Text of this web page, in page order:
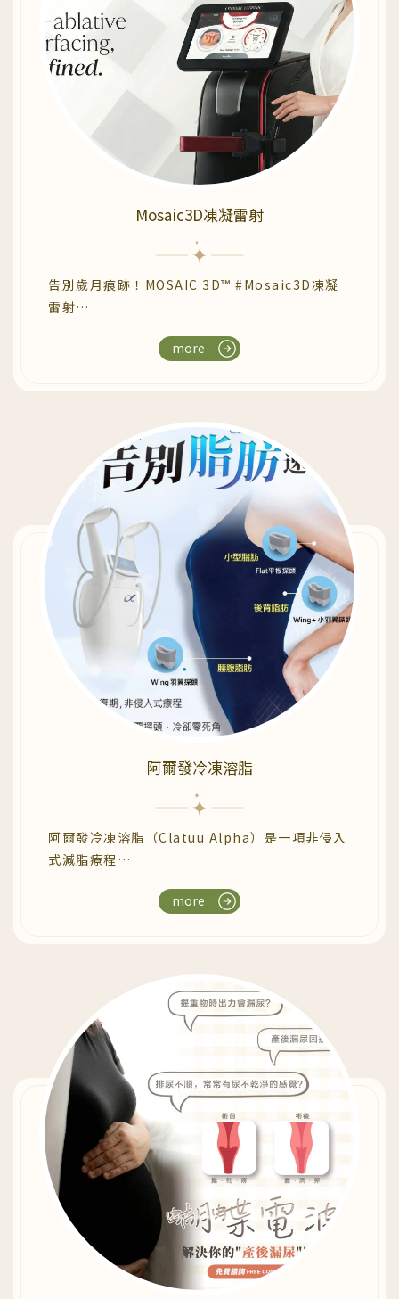
Mosaic3D凍凝雷射
告別歲月痕跡！MOSAIC 3D™ #Mosaic3D凍凝
雷射
推出的 MOSAIC 3D™ 非汽化式分段雷射
more
阿爾發冷凍溶脂
阿爾發冷凍溶脂（Clatuu Alpha）是一項非侵入
式減脂療程
讓脂肪細胞結晶化後自然凋亡 並隨著身體代謝排
more